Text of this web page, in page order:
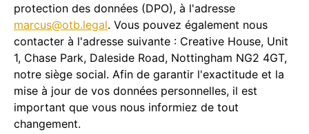
protection des données (DPO), à l'adresse
marcus@otb.legal. Vous pouvez également nous
contacter à l'adresse suivante : Creative House, Unit
1, Chase Park, Daleside Road, Nottingham NG2 4GT,
notre siège social. Afin de garantir l'exactitude et la
mise à jour de vos données personnelles, il est
important que vous nous informiez de tout
changement.